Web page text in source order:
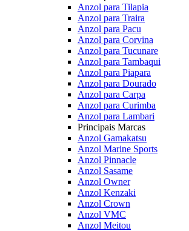
Anzol para Tilapia
Anzol para Traira
Anzol para Pacu
Anzol para Corvina
Anzol para Tucunare
Anzol para Tambaqui
Anzol para Piapara
Anzol para Dourado
Anzol para Carpa
Anzol para Curimba
Anzol para Lambari
Principais Marcas
Anzol Gamakatsu
Anzol Marine Sports
Anzol Pinnacle
Anzol Sasame
Anzol Owner
Anzol Kenzaki
Anzol Crown
Anzol VMC
Anzol Meitou